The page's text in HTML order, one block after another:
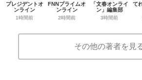
プレジデントオ
ンライン
1時間前
FNNプライムオ
ンライン
2時間前
「文春オンライ
ン」編集部
3時間前
て
その他の著者を見